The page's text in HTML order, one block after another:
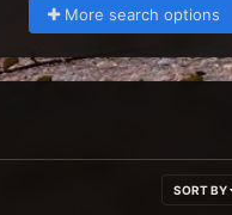
More search options
SORT BY